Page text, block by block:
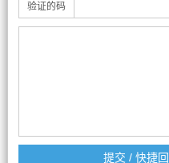
验证的码